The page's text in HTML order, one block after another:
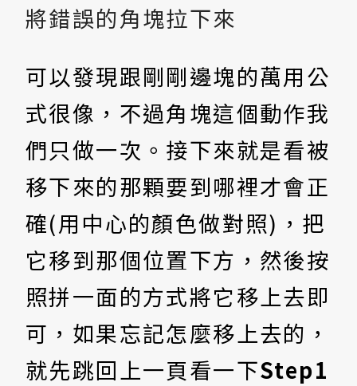
將錯誤的角塊拉下來
可以發現跟剛剛邊塊的萬用公
式很像，不過角塊這個動作我
們只做一次。接下來就是看被
移下來的那顆要到哪裡才會正
確(用中心的顏色做對照)，把
它移到那個位置下方，然後按
照拼一面的方式將它移上去即
可，如果忘記怎麼移上去的，
就先跳回上一頁看一下Step1